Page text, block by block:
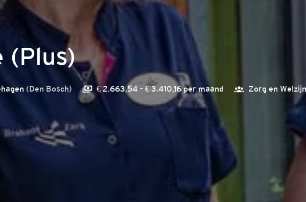
(Plus)
(Den Bosch) € 2.663,54 - € 3.410,16 per maand Zorg en Welzijn